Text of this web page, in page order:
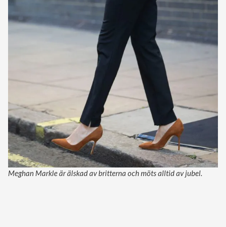
Meghan Markle är älskad av britterna och möts alltid av jubel.